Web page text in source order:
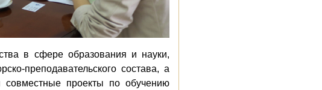
в сфере образования и науки,
преподавательского состава, а
совместные проекты по обучению